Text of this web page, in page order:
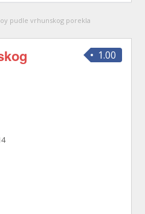
pudle vrhunskog porekla
1.00